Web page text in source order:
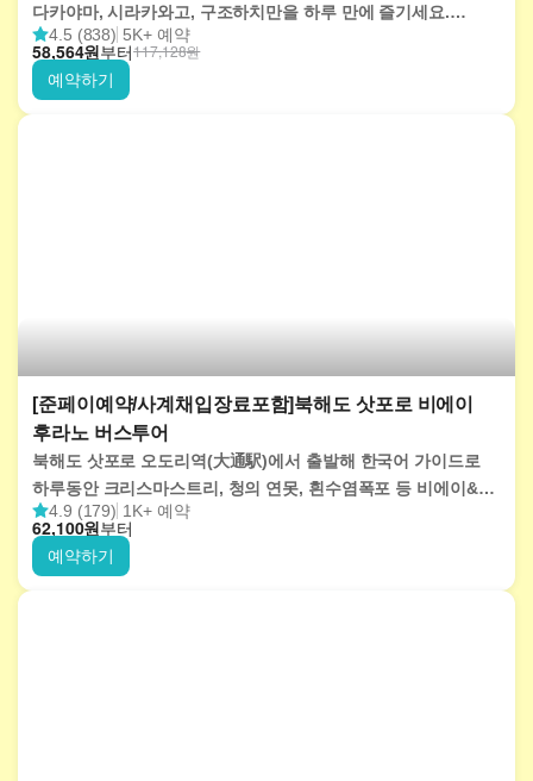
다카야마, 시라카와고, 구조하치만을 하루 만에 즐기세요.
KKday에서 지금 예약하세요!
4.5 (838) 5K+ 예약
원
58,564 부터 원
117,128
예약하기
[준페이예약/사계채입장료포함]북해도 삿포로 비에이
후라노 버스투어
북해도 삿포로 오도리역(大通駅)에서 출발해 한국어 가이드로
하루동안 크리스마스트리, 청의 연못, 흰수염폭포 등 비에이&
후라노 지역의 다양한 명소들을 둘러보세요.
4.9 (179) 1K+ 예약
원
62,100 부터
예약하기